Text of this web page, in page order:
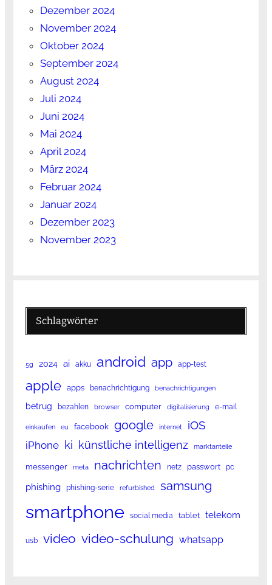
Dezember 2024
November 2024
Oktober 2024
September 2024
August 2024
Juli 2024
Juni 2024
Mai 2024
April 2024
März 2024
Februar 2024
Januar 2024
Dezember 2023
November 2023
Schlagwörter
5g 2024 ai akku android app app-test
apple apps benachrichtigung benachrichtigungen
betrug bezahlen browser computer digitalisierung e-mail
einkaufen eu facebook google internet iOS
iPhone ki künstliche intelligenz marktanteile
messenger meta nachrichten netz passwort pc
phishing phishing-serie refurbished samsung
smartphone social media tablet telekom
usb video video-schulung whatsapp